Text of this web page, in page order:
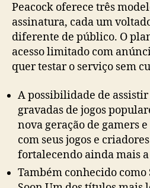
Peacock oferece três
assinatura, cada um
diferente de público. O
acesso limitado com
quer testar o serviço sem
A possibilidade de
gravadas de jogos
nova geração de gamers
com seus jogos e
fortalecendo ainda mais
Também conhecido